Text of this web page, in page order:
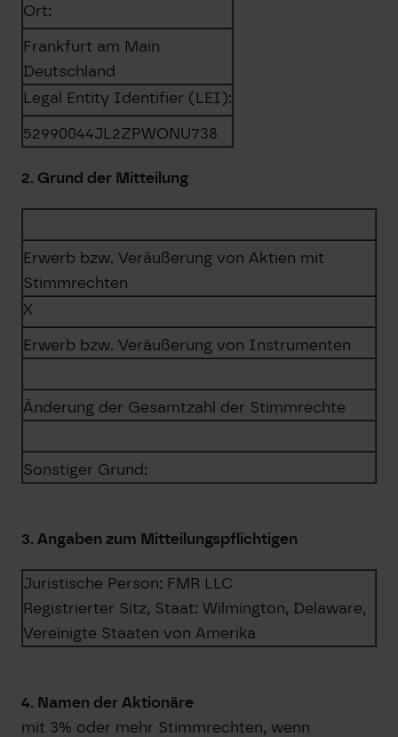
Ort:
Frankfurt am Main
Deutschland
Legal Entity Identifier (LEI):
52990044JL2ZPWONU738
2. Grund der Mitteilung
Erwerb bzw. Veräußerung von Aktien mit
Stimmrechten
X
Erwerb bzw. Veräußerung von Instrumenten
Änderung der Gesamtzahl der Stimmrechte
Sonstiger Grund:
3. Angaben zum Mitteilungspflichtigen
Juristische Person: FMR LLC
Registrierter Sitz, Staat: Wilmington, Delaware,
Vereinigte Staaten von Amerika
4. Namen der Aktionäre
mit 3% oder mehr Stimmrechten, wenn